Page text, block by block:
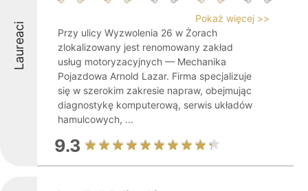
Laureaci
Pokaż więcej >>
Przy ulicy Wyzwolenia 26 w Żorach
zlokalizowany jest renomowany zakład
usług motoryzacyjnych — Mechanika
Pojazdowa Arnold Lazar. Firma specjalizuje
się w szerokim zakresie napraw, obejmując
diagnostykę komputerową, serwis układów
hamulcowych, ...
9.3